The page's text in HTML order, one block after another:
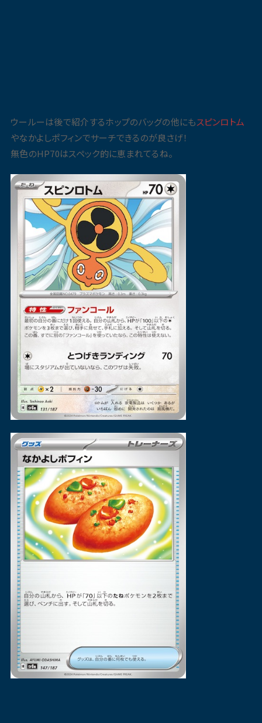
ウールーは後で紹介するホップのバッグの他にもスピンロトム
やなかよしポフィンでサーチできるのが良さげ！
無色のHP70はスペック的に恵まれてるね。